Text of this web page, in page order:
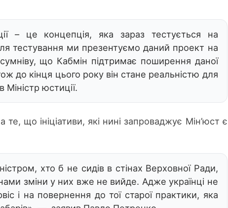
– це концепція, яка зараз тестується на
тестування ми презентуємо даний проект на
що Кабмін підтримає поширення даної
до кінця цього року він стане реальністю для
Міністр юстиції.
що ініціативи, які нині запроваджує Мін’юст є
хто б не сидів в стінах Верховної Ради,
зміни у них вже не вийде. Адже українці не
і на повернення до тої старої практики, яка